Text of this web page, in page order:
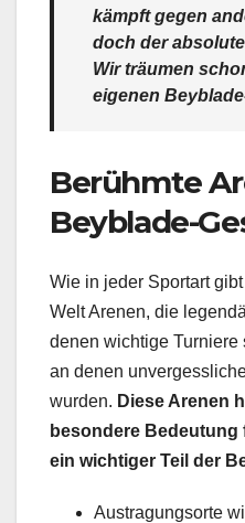
kämpft gegen
doch der
Wir träumen
eigenen
Berühmte
Beyblade-
Wie in jeder Sportart
Welt Arenen, die
denen wichtige Turniere
an denen
wurden. Diese Arenen
besondere Bedeutung
ein wichtiger Teil der
Austragungsorte